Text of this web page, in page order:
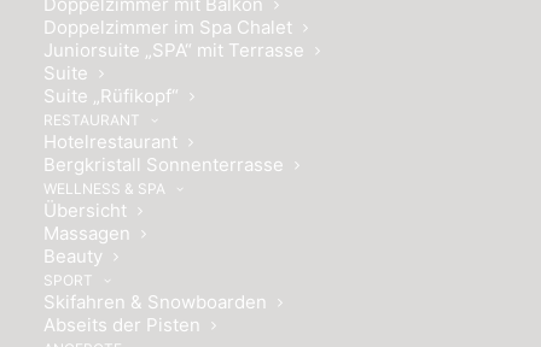
Doppelzimmer im Spa Chalet
Juniorsuite „SPA“ mit Terrasse
Suite
Suite „Rüfikopf“
RESTAURANT
Hotelrestaurant
Bergkristall Sonnenterrasse
WELLNESS & SPA
Übersicht
Massagen
Beauty
SPORT
Skifahren & Snowboarden
Abseits der Pisten